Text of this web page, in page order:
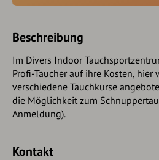
Beschreibung
Im Divers Indoor
Profi-Taucher auf ihre Kosten, hier
verschiedene Tauchkurse
die Möglichkeit zum
Anmeldung).
Kontakt